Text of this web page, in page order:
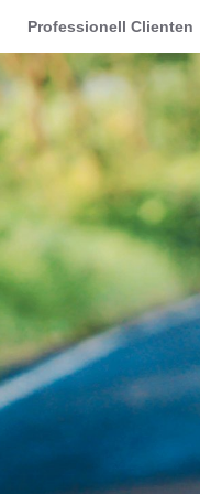
Professionell Clienten